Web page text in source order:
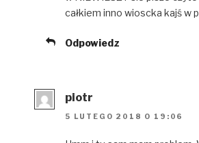
całkiem inno wioscka kajś w
Odpowiedz
piotr
5 LUTEGO 2018 O 19:06